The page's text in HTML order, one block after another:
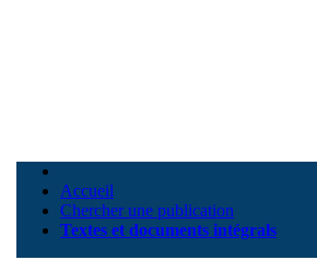
Accueil
Chercher une publication
Textes et documents intégrals